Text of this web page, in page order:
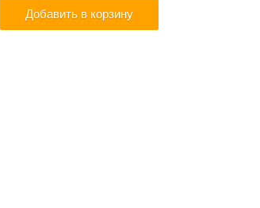
Добавить в корзину